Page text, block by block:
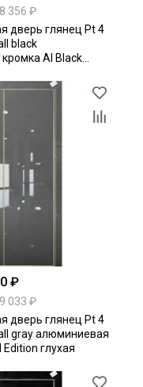
356 ₽
дверь глянец Pt 4
black
Al Black
₽
033 ₽
дверь глянец Pt 4
gray алюминиевая
глухая